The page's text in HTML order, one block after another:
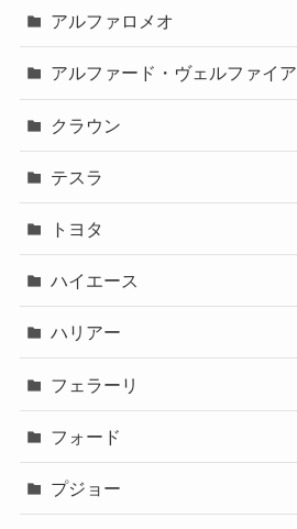
アルファロメオ
アルファード・ヴェルファイア
クラウン
テスラ
トヨタ
ハイエース
ハリアー
フェラーリ
フォード
プジョー